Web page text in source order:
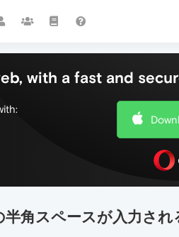
with a fast and
角スペースが入力され